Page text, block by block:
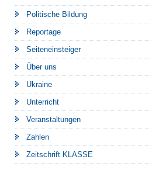
Politische Bildung
Reportage
Seiteneinsteiger
Über uns
Ukraine
Unterricht
Veranstaltungen
Zahlen
Zeitschrift KLASSE